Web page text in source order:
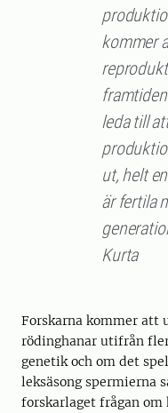
kommer
leda till
ut, helt
är fertila
Kurta
Forskarna kommer att
rödinghanar utifrån
genetik och om det
leksäsong spermierna
forskarlaget frågan